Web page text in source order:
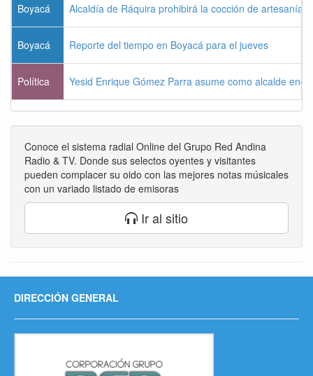
Boyacá Alcaldía de Ráquira prohibirá la cocción de
Boyacá Reporte del tiempo en Boyacá para el jueves
Política Yesid Enrique Gómez Parra asume como alcalde
Conoce el sistema radial Online del Grupo Red Andina
Radio & TV. Donde sus selectos oyentes y visitantes
pueden complacer su oido con las mejores notas músicales
con un variado listado de emisoras
Ir al sitio
DIRECCIÓN GENERAL